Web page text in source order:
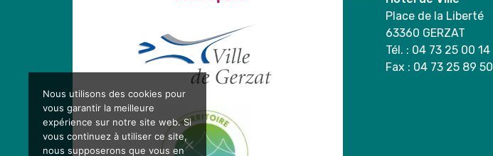
Place de la Liberté
63360 GERZAT
Tél. : 04 73 25 00 14
Fax : 04 73 25 89 50
Nous utilisons des cookies pour
vous garantir la meilleure
expérience sur notre site web. Si
vous continuez à utiliser ce site,
nous supposerons que vous en